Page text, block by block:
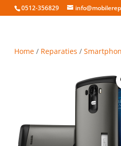
0512-356829
Home/ Reparaties /